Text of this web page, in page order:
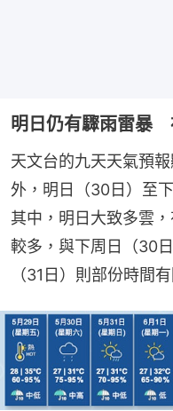
明日仍有驟雨雷暴
天文台的九天天氣預報
外，明日（30日）至
其中，明日大致多雲
較多，與下周日（30
（31日）則部份時間